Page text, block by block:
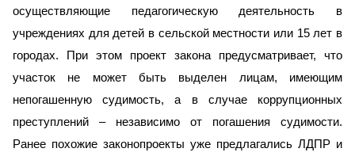
осуществляющие педагогическую деятельность в
учреждениях для детей в сельской местности или 15 лет в
городах.
При этом проект закона предусматривает, что
участок не может быть выделен лицам, имеющим
непогашенную судимость, а в случае коррупционных
преступлений – независимо от погашения судимости.
Ранее похожие законопроекты уже предлагались ЛДПР и